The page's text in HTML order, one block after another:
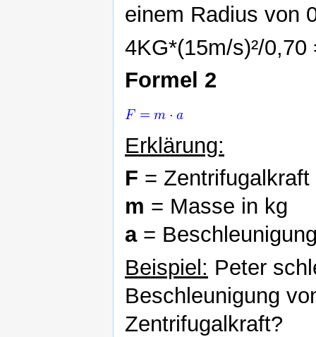
einem Radius von
4KG*(15m/s)²/
Formel 2
Erklärung:
F =
m = Masse in kg
a=
Beispiel: Peter
Beschleunigung
Zentrifugalkraft?